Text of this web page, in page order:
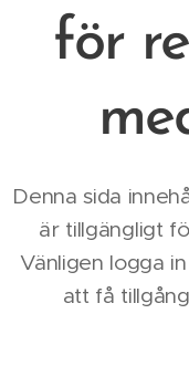
för
Denna sida
är tillgängligt
Vänligen logga
att få